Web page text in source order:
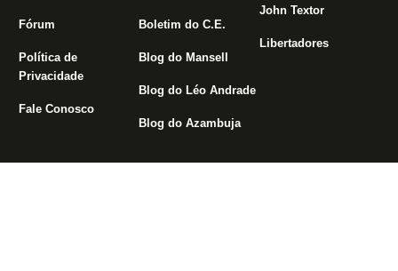
Fórum
Política de
Privacidade
Fale Conosco
Boletim do C.E.
Blog do Mansell
Blog do Léo Andrade
Blog do Azambuja
John Textor
Libertadores